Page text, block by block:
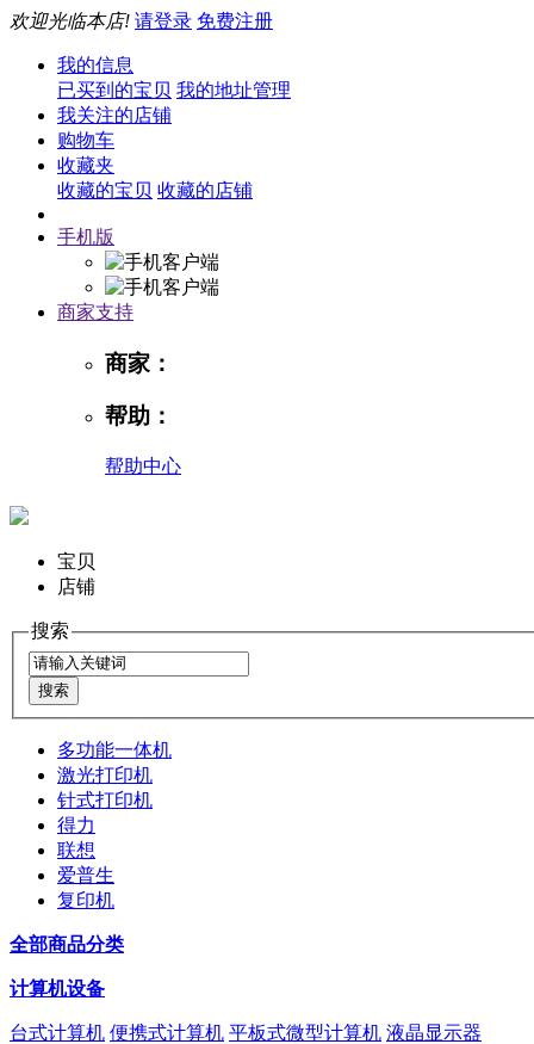
欢迎光临本店! 请登录 免费注册
我的信息
已买到的宝贝 我的地址管理
我关注的店铺
购物车
收藏夹
收藏的宝贝 收藏的店铺
手机版
商家支持
商家：
帮助：
帮助中心
宝贝
店铺
搜索
多功能一体机
激光打印机
针式打印机
得力
联想
爱普生
复印机
全部商品分类
计算机设备
台式计算机 便携式计算机 平板式微型计算机 液晶显示器